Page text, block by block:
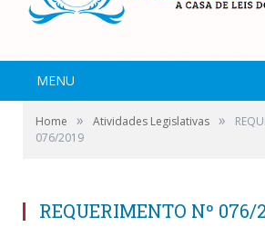
MENU
Home » Atividades Legislativas »
076/2019
REQUERIMENTO Nº 076/